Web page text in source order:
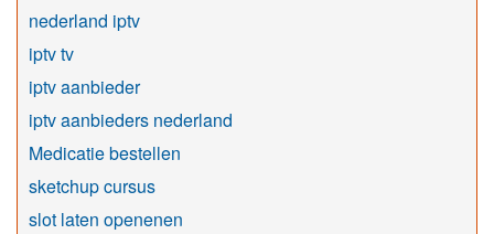
nederland iptv
iptv tv
iptv aanbieder
iptv aanbieders nederland
Medicatie bestellen
sketchup cursus
slot laten openenen